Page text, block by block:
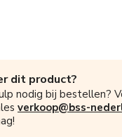
dit product?
nodig bij bestellen?
verkoop@bss-